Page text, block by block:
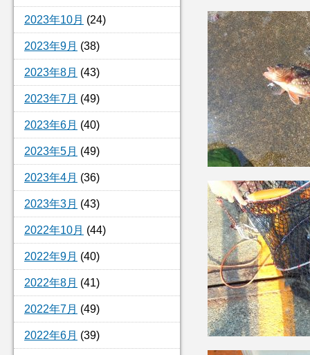
2023年10月 (24)
2023年9月 (38)
2023年8月 (43)
2023年7月 (49)
2023年6月 (40)
2023年5月 (49)
2023年4月 (36)
2023年3月 (43)
2022年10月 (44)
2022年9月 (40)
2022年8月 (41)
2022年7月 (49)
2022年6月 (39)